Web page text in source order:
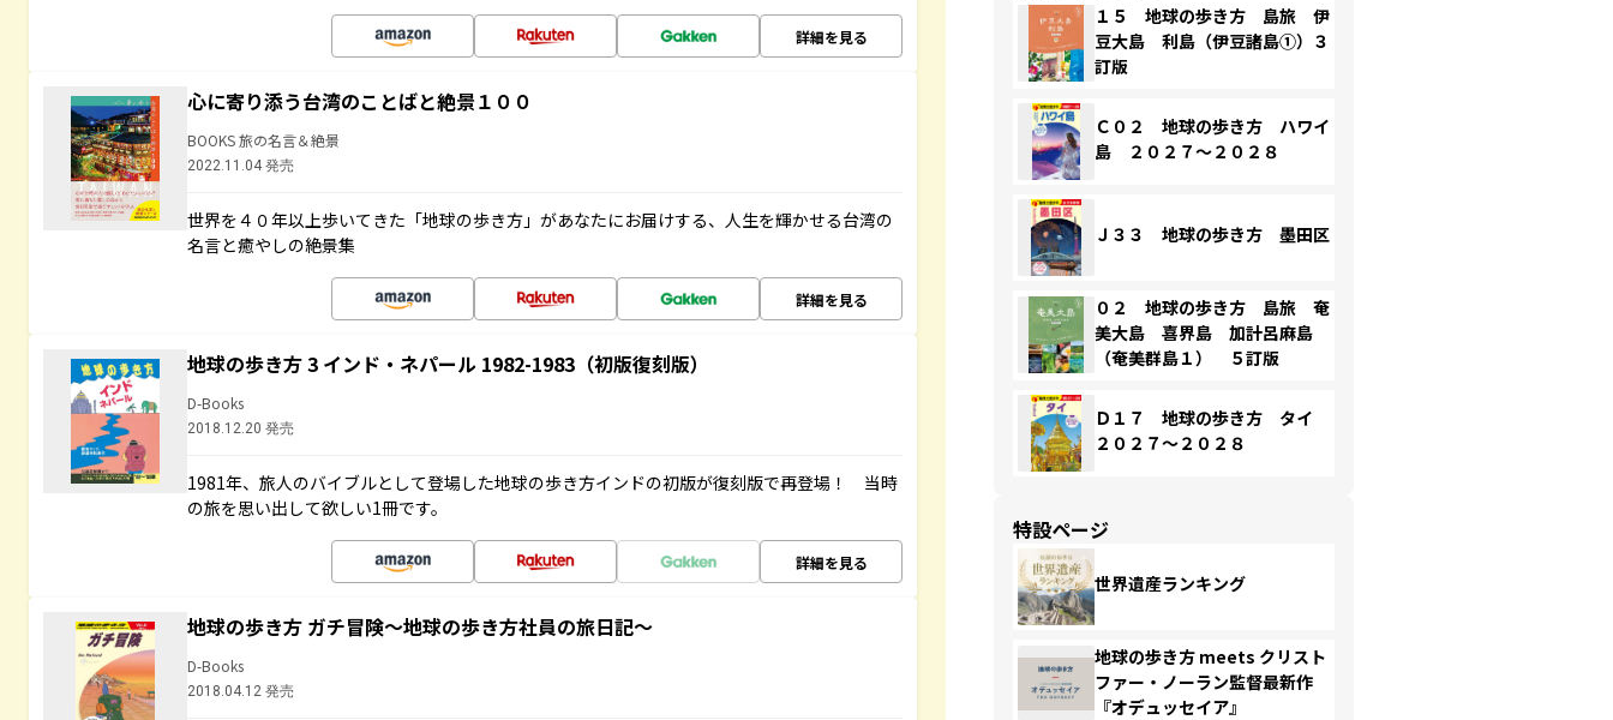
詳細を見る
心に寄り添う台湾のことばと絶景１００
BOOKS 旅の名言＆絶景
2022.11.04 発売
世界を４０年以上歩いてきた「地球の歩き方」があなたにお届けする、人生を輝かせる台湾の
名言と癒やしの絶景集
詳細を見る
地球の歩き方 3 インド・ネパール 1982-1983（初版復刻版）
D-Books
2018.12.20 発売
1981年、旅人のバイブルとして登場した地球の歩き方インドの初版が復刻版で再登場！ 当時
の旅を思い出して欲しい1冊です。
詳細を見る
地球の歩き方 ガチ冒険～地球の歩き方社員の旅日記～
D-Books
2018.04.12 発売
１５ 地球の歩き方 島旅 伊
豆大島 利島（伊豆諸島①）３
訂版
Ｃ０２ 地球の歩き方 ハワイ
島 ２０２７～２０２８
Ｊ３３ 地球の歩き方 墨田区
０２ 地球の歩き方 島旅 奄
美大島 喜界島 加計呂麻島
（奄美群島１） ５訂版
Ｄ１７ 地球の歩き方 タイ
２０２７～２０２８
特設ページ
世界遺産ランキング
地球の歩き方 meets クリスト
ファー・ノーラン監督最新作
『オデュッセイア』